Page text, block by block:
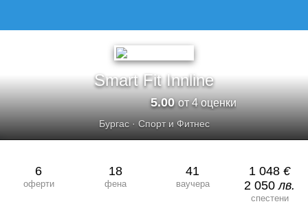
Smart Fit Innline
5.00от 4 оценки
Бургас· Спорт и Фитнес
6
оферти
18
фена
41
ваучера
1 048 €
2 050лв.
спестени